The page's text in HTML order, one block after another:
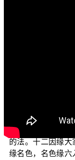
那这集接着来
是为了求辟支佛
的法。十二因缘
缘名色，名色缘六